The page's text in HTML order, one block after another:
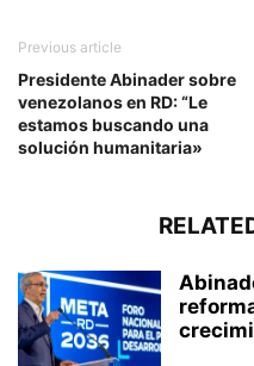
Previous article
Presidente Abinader sobre
venezolanos en RD: “Le
estamos buscando una
solución humanitaria»